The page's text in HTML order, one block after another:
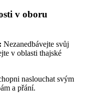
v oboru
Nezanedbávejte svůj
v oblasti thajské
naslouchat svým
a přání.